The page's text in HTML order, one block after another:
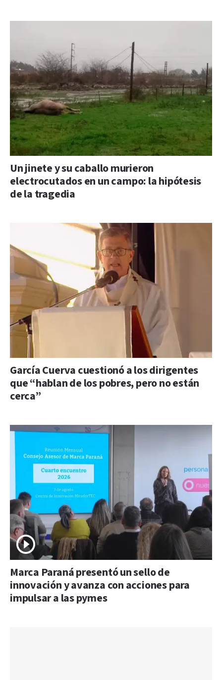
Un jinete y su caballo murieron
electrocutados en un campo: la hipótesis
de la tragedia
García Cuerva cuestionó a los dirigentes
que “hablan de los pobres, pero no están
cerca”
Marca Paraná presentó un sello de
innovación y avanza con acciones para
impulsar a las pymes